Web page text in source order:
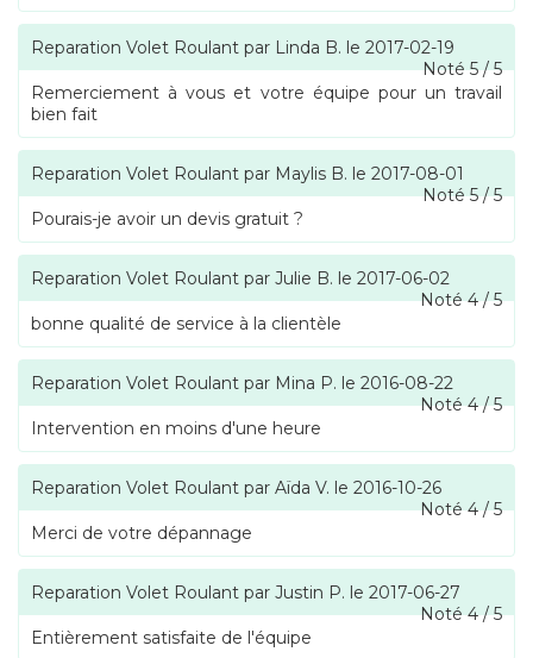
Reparation Volet Roulant par Linda B. le 2017-02-19
Noté5/5
Remerciement à vous et votre équipe pour un travail
bien fait
Reparation Volet Roulant par Maylis B. le 2017-08-01
Noté5/5
Pourais-je avoir un devis gratuit ?
Reparation Volet Roulant par Julie B. le 2017-06-02
Noté4/5
bonne qualité de service à la clientèle
Reparation Volet Roulant par Mina P. le 2016-08-22
Noté4/5
Intervention en moins d'une heure
Reparation Volet Roulant par Aïda V. le 2016-10-26
Noté4/5
Merci de votre dépannage
Reparation Volet Roulant par Justin P. le 2017-06-27
Noté4/5
Entièrement satisfaite de l'équipe